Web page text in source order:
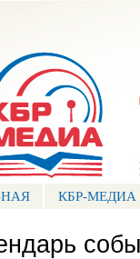
КБР-МЕДИА